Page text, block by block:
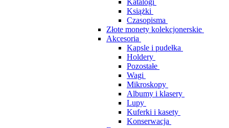
Katalogi
Książki
Czasopisma
Złote monety kolekcjonerskie
Akcesoria
Kapsle i pudełka
Holdery
Pozostałe
Wagi
Mikroskopy
Albumy i klasery
Lupy
Kuferki i kasety
Konserwacja